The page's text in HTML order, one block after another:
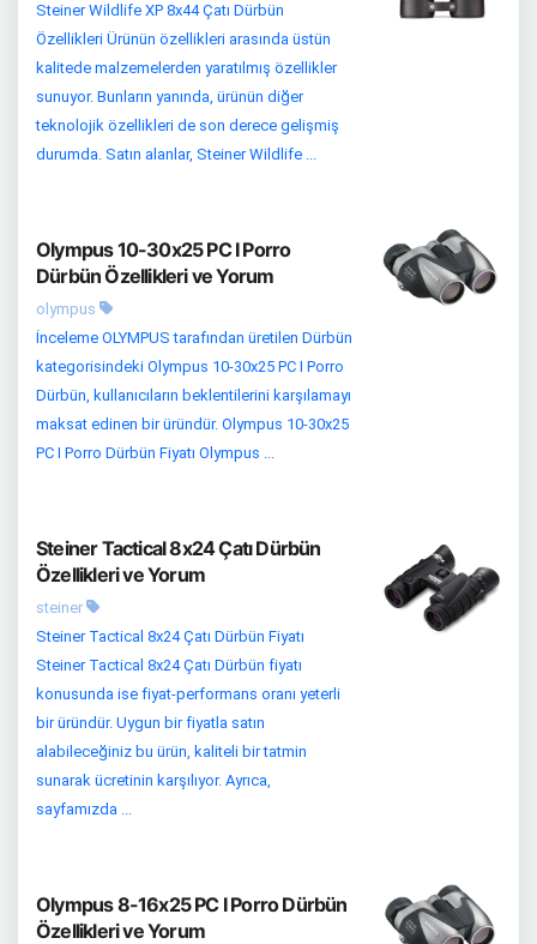
Steiner Wildlife XP 8x44 Çatı Dürbün
Özellikleri Ürünün özellikleri arasında üstün
kalitede malzemelerden yaratılmış özellikler
sunuyor. Bunların yanında, ürünün diğer
teknolojik özellikleri de son derece gelişmiş
durumda. Satın alanlar, Steiner Wildlife ...
Olympus 10-30x25 PC I Porro
Dürbün Özellikleri ve Yorum
olympus
İnceleme OLYMPUS tarafından üretilen Dürbün
kategorisindeki Olympus 10-30x25 PC I Porro
Dürbün, kullanıcıların beklentilerini karşılamayı
maksat edinen bir üründür. Olympus 10-30x25
PC I Porro Dürbün Fiyatı Olympus ...
Steiner Tactical 8x24 Çatı Dürbün
Özellikleri ve Yorum
steiner
Steiner Tactical 8x24 Çatı Dürbün Fiyatı
Steiner Tactical 8x24 Çatı Dürbün fiyatı
konusunda ise fiyat-performans oranı yeterli
bir üründür. Uygun bir fiyatla satın
alabileceğiniz bu ürün, kaliteli bir tatmin
sunarak ücretinin karşılıyor. Ayrıca,
sayfamızda ...
Olympus 8-16x25 PC I Porro Dürbün
Özellikleri ve Yorum